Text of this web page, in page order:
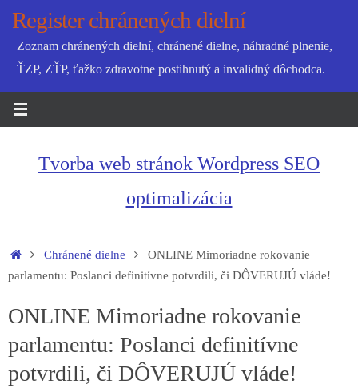
SkipRegister chránených dielní
Zoznam chránených dielní, chránené dielne, náhradné plnenie,
ŤZP, ZŤP, ťažko zdravotne postihnutý a invalidný dôchodca.
Tvorba web stránok Wordpress SEO
optimalizácia
HomeChránené dielne
ONLINE Mimoriadne rokovanie
parlamentu: Poslanci definitívne potvrdili, či DÔVERUJÚ vláde!
ONLINE Mimoriadne rokovanie
parlamentu: Poslanci definitívne
potvrdili, či DÔVERUJÚ vláde!